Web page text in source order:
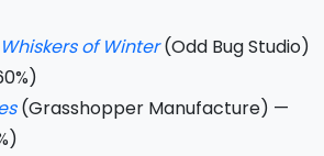
of Winter(Odd Bug Studio)
(Grasshopper Manufacture) —